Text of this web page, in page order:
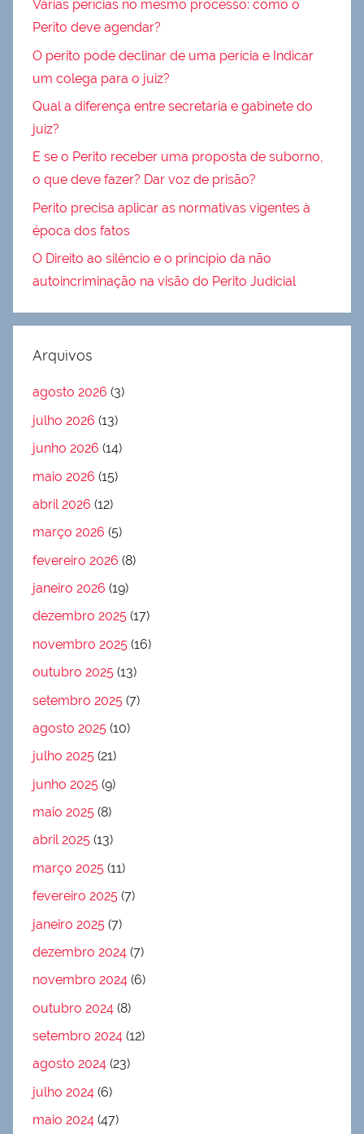
Várias perícias no mesmo processo: como o
Perito deve agendar?
O perito pode declinar de uma perícia e Indicar
um colega para o juiz?
Qual a diferença entre secretaria e gabinete do
juiz?
E se o Perito receber uma proposta de suborno,
o que deve fazer? Dar voz de prisão?
Perito precisa aplicar as normativas vigentes à
época dos fatos
O Direito ao silêncio e o princípio da não
autoincriminação na visão do Perito Judicial
Arquivos
agosto 2026 (3)
julho 2026 (13)
junho 2026 (14)
maio 2026 (15)
abril 2026 (12)
março 2026 (5)
fevereiro 2026 (8)
janeiro 2026 (19)
dezembro 2025 (17)
novembro 2025 (16)
outubro 2025 (13)
setembro 2025 (7)
agosto 2025 (10)
julho 2025 (21)
junho 2025 (9)
maio 2025 (8)
abril 2025 (13)
março 2025 (11)
fevereiro 2025 (7)
janeiro 2025 (7)
dezembro 2024 (7)
novembro 2024 (6)
outubro 2024 (8)
setembro 2024 (12)
agosto 2024 (23)
julho 2024 (6)
maio 2024 (47)